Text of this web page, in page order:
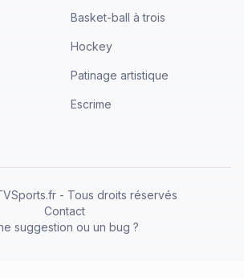
Basket-ball à trois
Hockey
Patinage artistique
Escrime
- Tous droits réservés
Contact
suggestion ou un bug ?